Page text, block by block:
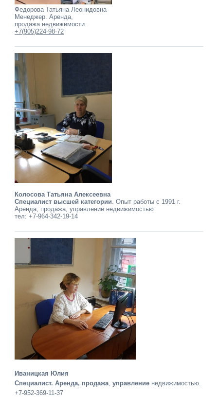
Федорова Татьяна Леонидовна
Менеджер. Аренда,
продажа недвижимости.
+7(905)224-98-72
Колосова Татьяна Алексеевна
Специалист высшей категории . Опыт работы с 1991 г.
Аренда, продажа, управление недвижимостью
тел: +7-964-342-19-14
Иваницкая Юлия
Специалист. Аренда, продажа управление недвижимостью.
+7-952-369-11-37